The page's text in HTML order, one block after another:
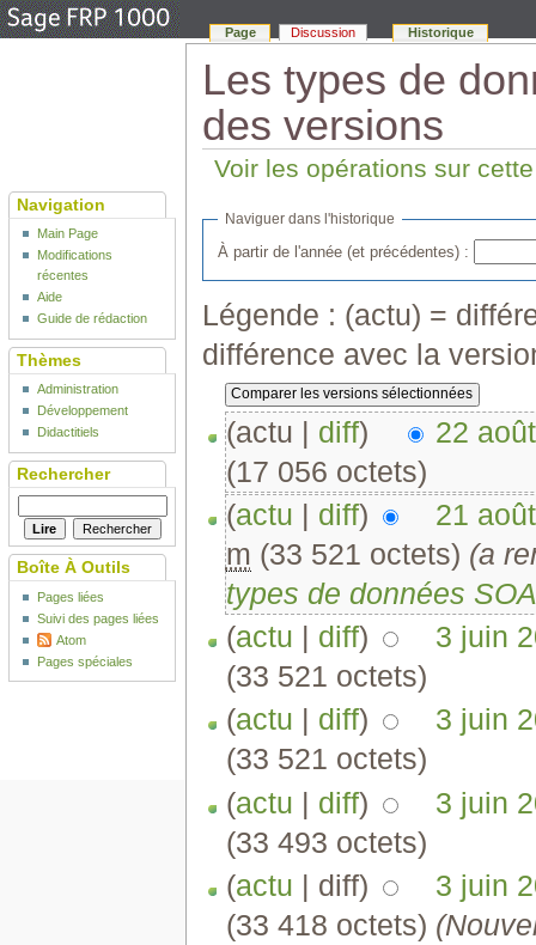
Les types de
des versions
Voir les opérations sur
Naviguer dans l'historique
À partir de l'année (et précédentes) :
Légende : (actu) =
différence avec la
(actu | diff)
22
(17 056 octets)
(actu | diff)
21
m (33 521 octets) (a
types de données
(actu | diff)
3 juin
(33 521 octets)
(actu | diff)
3 juin
(33 521 octets)
(actu | diff)
3 juin
(33 493 octets)
(actu | diff)
3 juin
(33 418 octets)
Page Discussion Historique
Navigation
Main Page
Modifications
récentes
Aide
Guide de rédaction
Thèmes
Administration
Développement
Didactitiels
Rechercher
Boîte À Outils
Pages liées
Suivi des pages liées
Atom
Pages spéciales